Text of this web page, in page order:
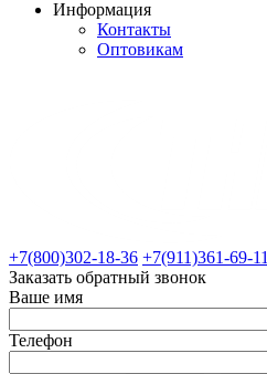
Информация
Контакты
Оптовикам
+7(800)302-18-36 +7(911)361-69-11
Заказать обратный звонок
Ваше имя
Телефон